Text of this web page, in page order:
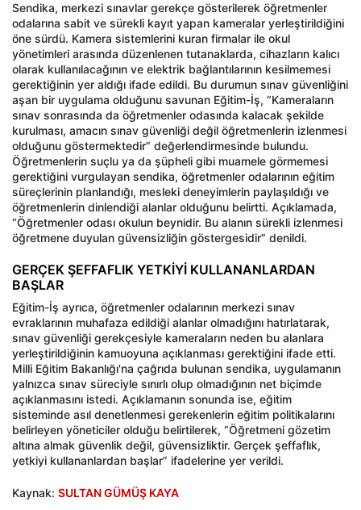
Sendika, merkezi sınavlar gerekçe gösterilerek öğretmenler
odalarına sabit ve sürekli kayıt yapan kameralar yerleştirildiğini
öne sürdü. Kamera sistemlerini kuran firmalar ile okul
yönetimleri arasında düzenlenen tutanaklarda, cihazların kalıcı
olarak kullanılacağının ve elektrik bağlantılarının kesilmemesi
gerektiğinin yer aldığı ifade edildi. Bu durumun sınav güvenliğini
aşan bir uygulama olduğunu savunan Eğitim-İş, “Kameraların
sınav sonrasında da öğretmenler odasında kalacak şekilde
kurulması, amacın sınav güvenliği değil öğretmenlerin izlenmesi
olduğunu göstermektedir” değerlendirmesinde bulundu.
Öğretmenlerin suçlu ya da şüpheli gibi muamele görmemesi
gerektiğini vurgulayan sendika, öğretmenler odalarının eğitim
süreçlerinin planlandığı, mesleki deneyimlerin paylaşıldığı ve
öğretmenlerin dinlendiği alanlar olduğunu belirtti. Açıklamada,
“Öğretmenler odası okulun beynidir. Bu alanın sürekli izlenmesi
öğretmene duyulan güvensizliğin göstergesidir” denildi.
GERÇEK ŞEFFAFLIK YETKİYİ KULLANANLARDAN
BAŞLAR
Eğitim-İş ayrıca, öğretmenler odalarının merkezi sınav
evraklarının muhafaza edildiği alanlar olmadığını hatırlatarak,
sınav güvenliği gerekçesiyle kameraların neden bu alanlara
yerleştirildiğinin kamuoyuna açıklanması gerektiğini ifade etti.
Milli Eğitim Bakanlığı'na çağrıda bulunan sendika, uygulamanın
yalnızca sınav süreciyle sınırlı olup olmadığının net biçimde
açıklanmasını istedi. Açıklamanın sonunda ise, eğitim
sisteminde asıl denetlenmesi gerekenlerin eğitim politikalarını
belirleyen yöneticiler olduğu belirtilerek, “Öğretmeni gözetim
altına almak güvenlik değil, güvensizliktir. Gerçek şeffaflık,
yetkiyi kullananlardan başlar” ifadelerine yer verildi.
Kaynak: SULTAN GÜMÜŞ KAYA